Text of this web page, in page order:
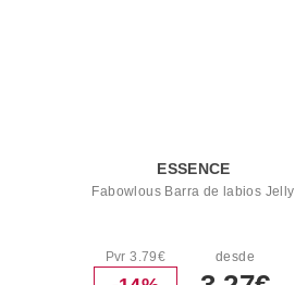
ESSENCE
Fabowlous Barra de labios Jelly
Pvr 3.79€ desde